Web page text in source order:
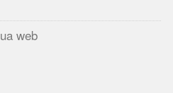
web